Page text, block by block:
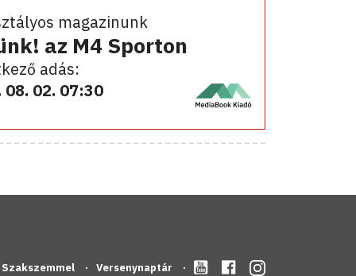
magazinunk
az M4 Sporton
adás:
08. 02. 07:30
Szakszemmel Versenynaptár